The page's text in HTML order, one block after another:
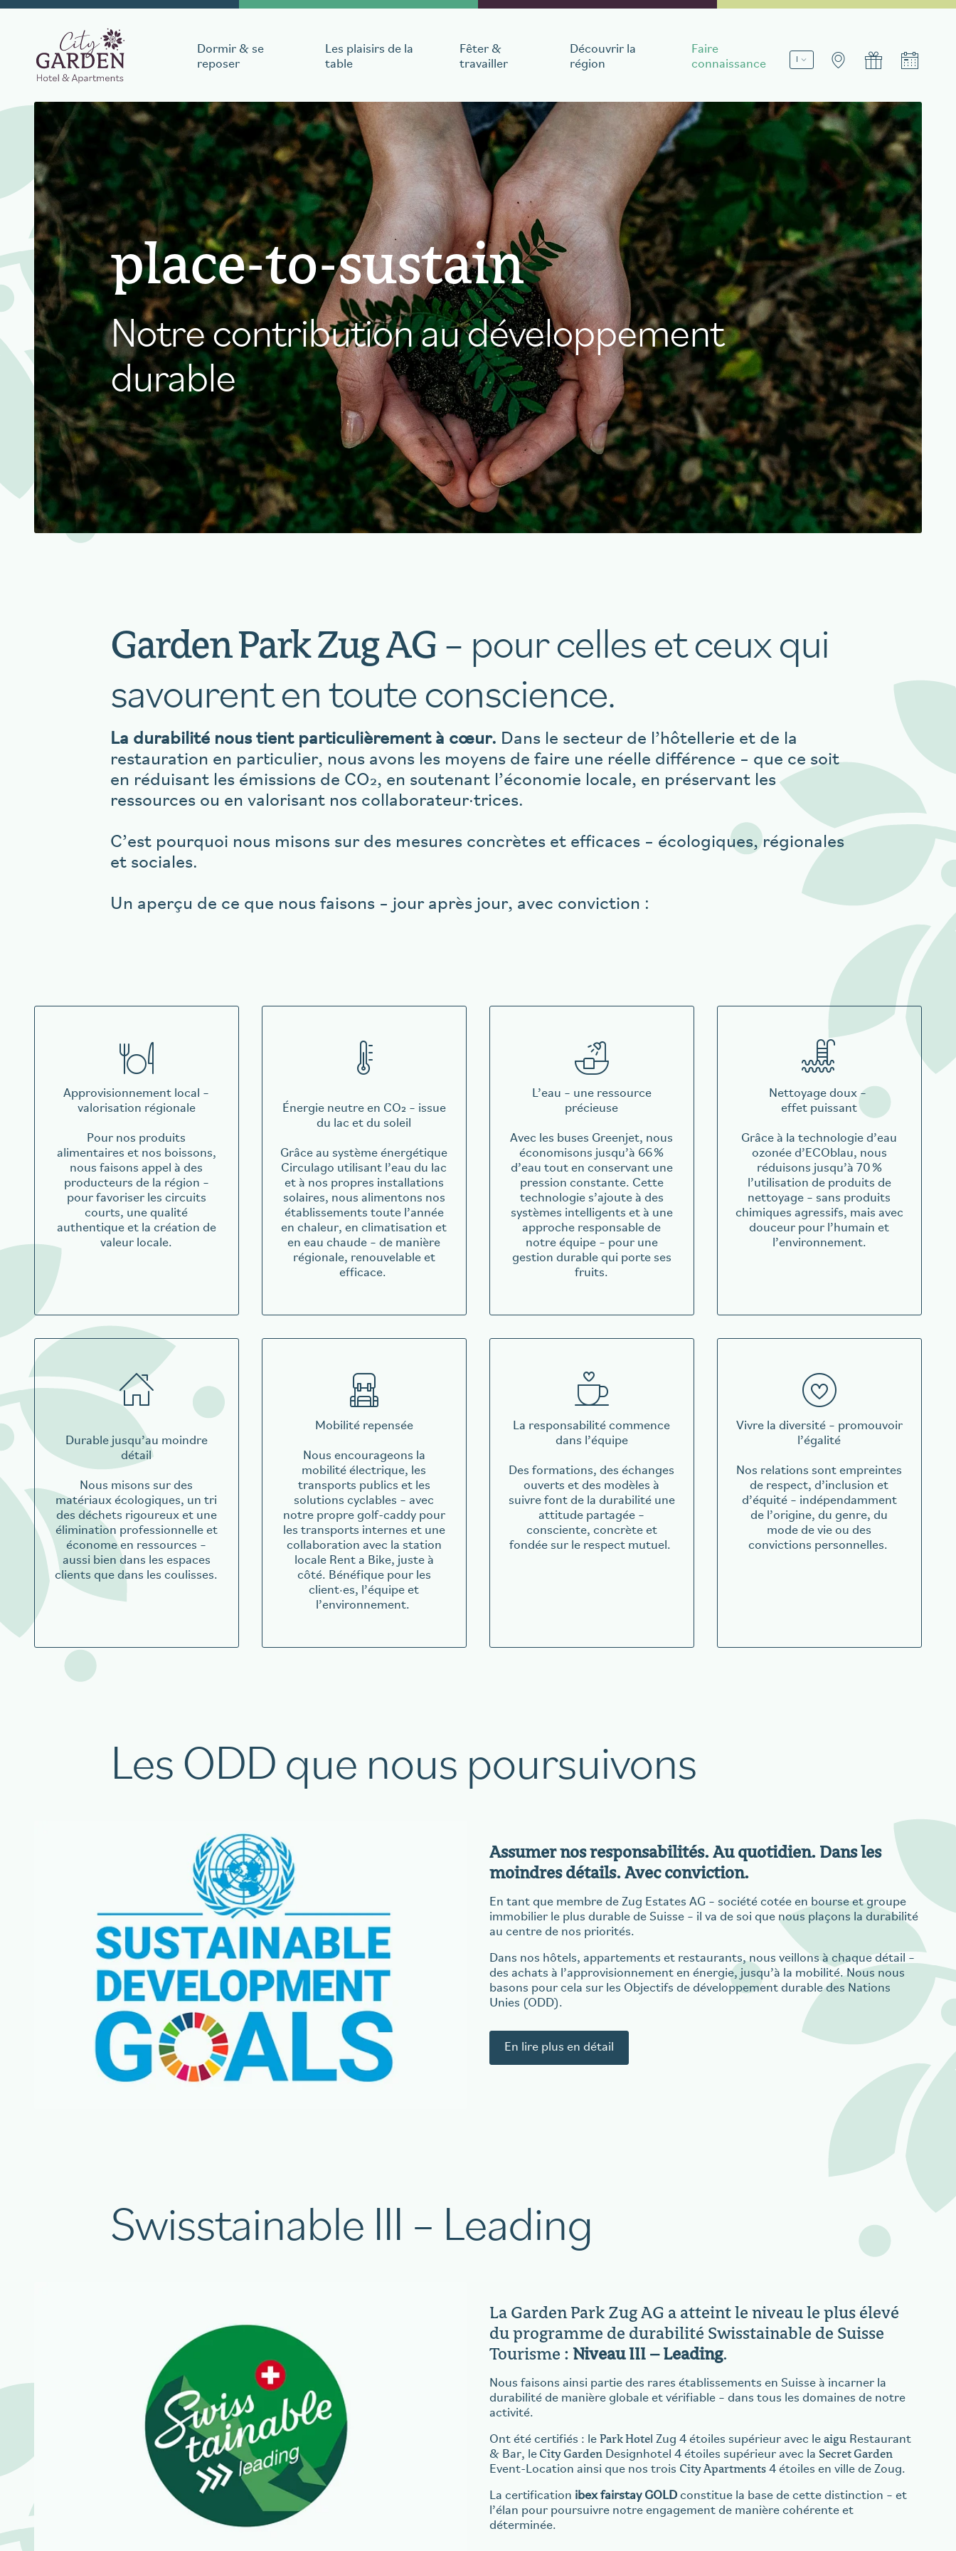
Dormir & se
reposer
Les plaisirs de la
table
Fêter &
travailler
Découvrir la
région
Faire
connaissance
Réservez votre séjour
Date d'arrivée Date de départ Nombre de personnes
1 chambre , 1 guest Réservez votre séjour
Réserver une table
aigu Restaurant
place-to-sustain
Notre contribution au développement
durable
Garden Park Zug AG – pour celles et ceux qui
savourent en toute conscience.
La durabilité nous tient particulièrement à cœur. Dans le secteur de l’hôtellerie et de la
restauration en particulier, nous avons les moyens de faire une réelle différence – que ce soit
en réduisant les émissions de CO₂, en soutenant l’économie locale, en préservant les
ressources ou en valorisant nos collaborateur·trices.
C’est pourquoi nous misons sur des mesures concrètes et efficaces – écologiques, régionales
et sociales.
Un aperçu de ce que nous faisons – jour après jour, avec conviction :
Approvisionnement local –
valorisation régionale
Pour nos produits
alimentaires et nos boissons,
nous faisons appel à des
producteurs de la région –
pour favoriser les circuits
courts, une qualité
authentique et la création de
valeur locale.
Énergie neutre en CO₂ – issue
du lac et du soleil
Grâce au système énergétique
Circulago utilisant l’eau du lac
et à nos propres installations
solaires, nous alimentons nos
établissements toute l’année
en chaleur, en climatisation et
en eau chaude – de manière
régionale, renouvelable et
efficace.
L’eau – une ressource
précieuse
Avec les buses Greenjet, nous
économisons jusqu’à 66 %
d’eau tout en conservant une
pression constante. Cette
technologie s’ajoute à des
systèmes intelligents et à une
approche responsable de
notre équipe – pour une
gestion durable qui porte ses
fruits.
Nettoyage doux –
effet puissant
Grâce à la technologie d’eau
ozonée d’ECOblau, nous
réduisons jusqu’à 70 %
l’utilisation de produits de
nettoyage – sans produits
chimiques agressifs, mais avec
douceur pour l’humain et
l’environnement.
Durable jusqu’au moindre
détail
Nous misons sur des
matériaux écologiques, un tri
des déchets rigoureux et une
élimination professionnelle et
économe en ressources –
aussi bien dans les espaces
clients que dans les coulisses.
Mobilité repensée
Nous encourageons la
mobilité électrique, les
transports publics et les
solutions cyclables – avec
notre propre golf-caddy pour
les transports internes et une
collaboration avec la station
locale Rent a Bike, juste à
côté. Bénéfique pour les
client·es, l’équipe et
l’environnement.
La responsabilité commence
dans l’équipe
Des formations, des échanges
ouverts et des modèles à
suivre font de la durabilité une
attitude partagée –
consciente, concrète et
fondée sur le respect mutuel.
Vivre la diversité – promouvoir
l’égalité
Nos relations sont empreintes
de respect, d’inclusion et
d’équité – indépendamment
de l’origine, du genre, du
mode de vie ou des
convictions personnelles.
Les ODD que nous poursuivons
Assumer nos responsabilités. Au quotidien. Dans les
moindres détails. Avec conviction.
En tant que membre de Zug Estates AG – société cotée en bourse et groupe
immobilier le plus durable de Suisse – il va de soi que nous plaçons la durabilité
au centre de nos priorités.
Dans nos hôtels, appartements et restaurants, nous veillons à chaque détail –
des achats à l’approvisionnement en énergie, jusqu’à la mobilité. Nous nous
basons pour cela sur les Objectifs de développement durable des Nations
Unies (ODD).
En lire plus en détail
Swisstainable III – Leading
La Garden Park Zug AG a atteint le niveau le plus élevé
du programme de durabilité Swisstainable de Suisse
Tourisme : Niveau III – Leading.
Nous faisons ainsi partie des rares établissements en Suisse à incarner la
durabilité de manière globale et vérifiable – dans tous les domaines de notre
activité.
Ont été certifiés : le Park Hotel Zug 4 étoiles supérieur avec le aiguRestaurant
& Bar, leCity GardenDesignhotel 4 étoiles supérieur avec la Secret Garden
Event-Location ainsi que nos trois City Apartments4 étoiles en ville de Zoug.
La certification ibex fairstay GOLDconstitue la base de cette distinction – et
l’élan pour poursuivre notre engagement de manière cohérente et
déterminée.